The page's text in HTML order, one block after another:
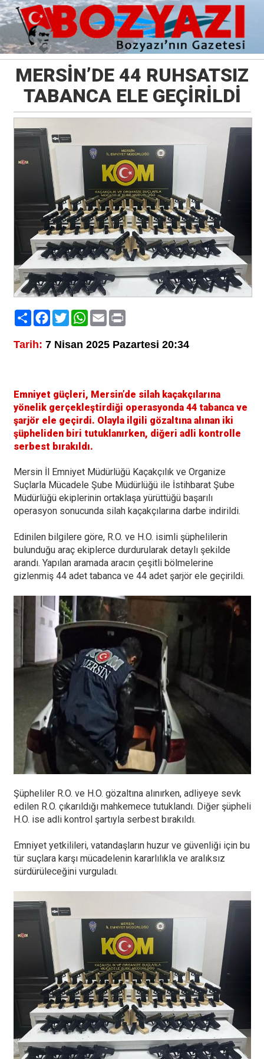
MERSİN’DE 44 RUHSATSIZ
TABANCA ELE GEÇİRİLDİ
PaylaşFacebook
TwitterWhatsApp
EmailPrint
Tarih: 7 Nisan 2025 Pazartesi 20:34
Emniyet güçleri, Mersin’de silah kaçakçılarına
yönelik gerçekleştirdiği operasyonda 44 tabanca ve
şarjör ele geçirdi. Olayla ilgili gözaltına alınan iki
şüpheliden biri tutuklanırken, diğeri adli kontrolle
serbest bırakıldı.
Mersin İl Emniyet Müdürlüğü Kaçakçılık ve Organize
Suçlarla Mücadele Şube Müdürlüğü ile İstihbarat Şube
Müdürlüğü ekiplerinin ortaklaşa yürüttüğü başarılı
operasyon sonucunda silah kaçakçılarına darbe indirildi.
Edinilen bilgilere göre, R.O. ve H.O. isimli şüphelilerin
bulunduğu araç ekiplerce durdurularak detaylı şekilde
arandı. Yapılan aramada aracın çeşitli bölmelerine
gizlenmiş 44 adet tabanca ve 44 adet şarjör ele geçirildi.
Şüpheliler R.O. ve H.O. gözaltına alınırken, adliyeye sevk
edilen R.O. çıkarıldığı mahkemece tutuklandı. Diğer şüpheli
H.O. ise adli kontrol şartıyla serbest bırakıldı.
Emniyet yetkilileri, vatandaşların huzur ve güvenliği için bu
tür suçlara karşı mücadelenin kararlılıkla ve aralıksız
sürdürüleceğini vurguladı.